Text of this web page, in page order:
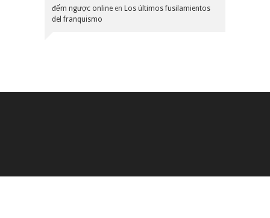
đếm ngược online en Los últimos fusilamientos
del franquismo